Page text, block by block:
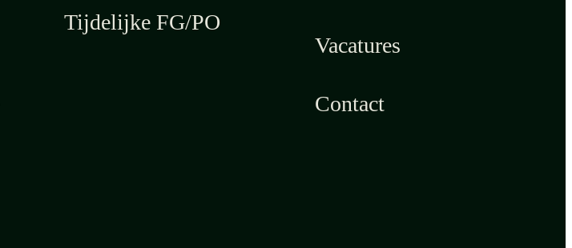
Tijdelijke FG/PO
Vacatures
Contact